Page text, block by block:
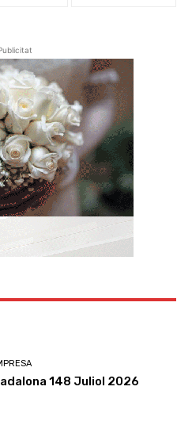
148 Juliol 2026